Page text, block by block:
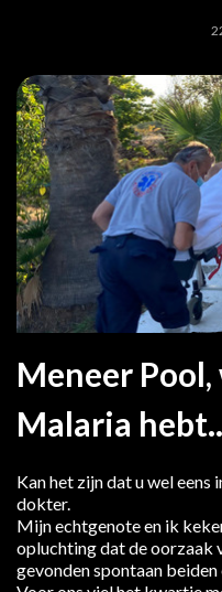
Meneer
Malaria hebt..
Kan het zijn dat u wel
dokter.
Mijn echtgenote en ik
opluchting dat de oorzaak
gevonden spontaan beiden